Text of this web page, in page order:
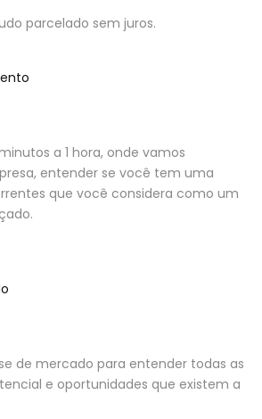
parcelado sem juros.
a 1 hora, onde vamos
entender se você tem uma
que você considera como um
de mercado para entender todas as
e oportunidades que existem a